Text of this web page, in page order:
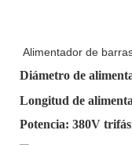
Alimentador de
Diámetro de
Longitud de
Potencia: 380V